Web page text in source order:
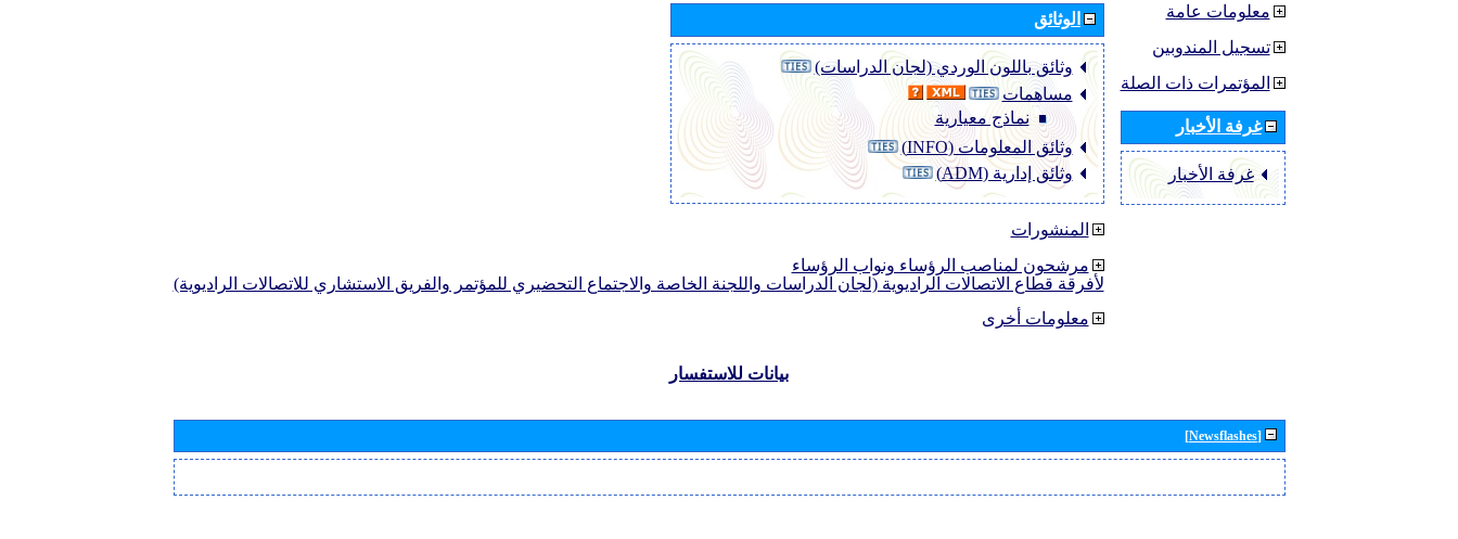
الوثائق
وثائق باللون الوردي (لجان الدراسات)
مساهمات
نماذج معيارية
وثائق المعلومات (INFO)
وثائق إدارية (ADM)
المنشورات
مرشحون لمناصب الرؤساء ونواب الرؤساء
لأفرقة قطاع الاتصالات الراديوية (لجان الدراسات واللجنة الخاصة والاجتماع التحضيري للمؤتمر والفريق الاستشاري للاتصالات الراديوية)
معلومات أخرى
معلومات عامة
تسجيل المندوبين
المؤتمرات ذات الصلة
غرفة الأخبار
غرفة الأخبار
بيانات للاستفسار
[Newsflashes]